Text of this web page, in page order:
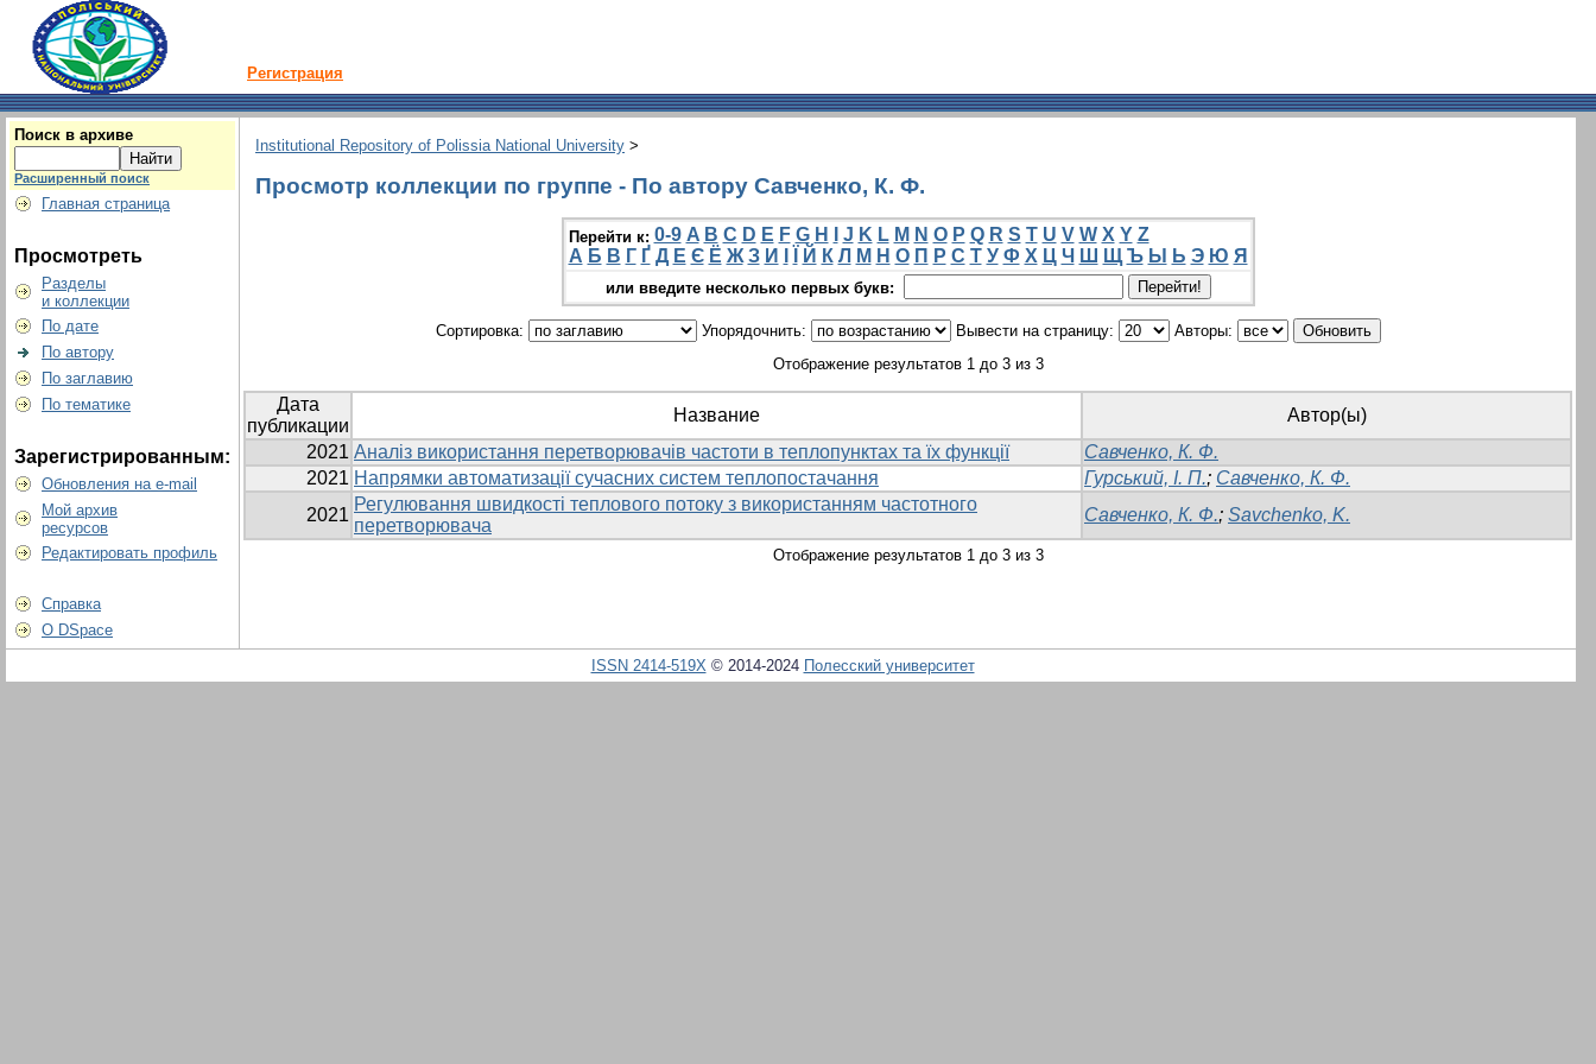
Регистрация
Поиск в архиве
Расширенный поиск
Главная страница
Просмотреть
Разделы
и коллекции
По дате
По автору
По заглавию
По тематике
Зарегистрированным:
Обновления на e-mail
Мой архив
ресурсов
Редактировать профиль
Справка
О DSpace
Institutional Repository of Polissia National University >
Просмотр коллекции по группе - По автору Савченко, К. Ф.
Перейти к: 0-9 A B C D E F G H J K L M N O P Q R S T U V W X Y Z
А Б В Г Ґ Д Е Є Ё Ж З И Й К Л М Н О П Р С Т У Ф Х Ц Ч Ш Щ Ъ Ы Ь Э Ю Я
или введите несколько первых букв:
Сортировка: Упорядочнить: Вывести на страницу:
Авторы:
Отображение результатов 1 до 3 из 3
Дата
публикации
Название
Автор(ы)
2021 Аналіз використання перетворювачів частоти в теплопунктах та їх функції
Савченко, К. Ф.
2021 Напрямки автоматизації сучасних систем теплопостачання Гурський, І. П.; Савченко, К. Ф.
2021
Регулювання швидкості теплового потоку з використанням частотного
перетворювача
Савченко, К. Ф.; Savchenko, K.
Отображение результатов 1 до 3 из 3
ISSN 2414-519X© 2014-2024 Полесский университет